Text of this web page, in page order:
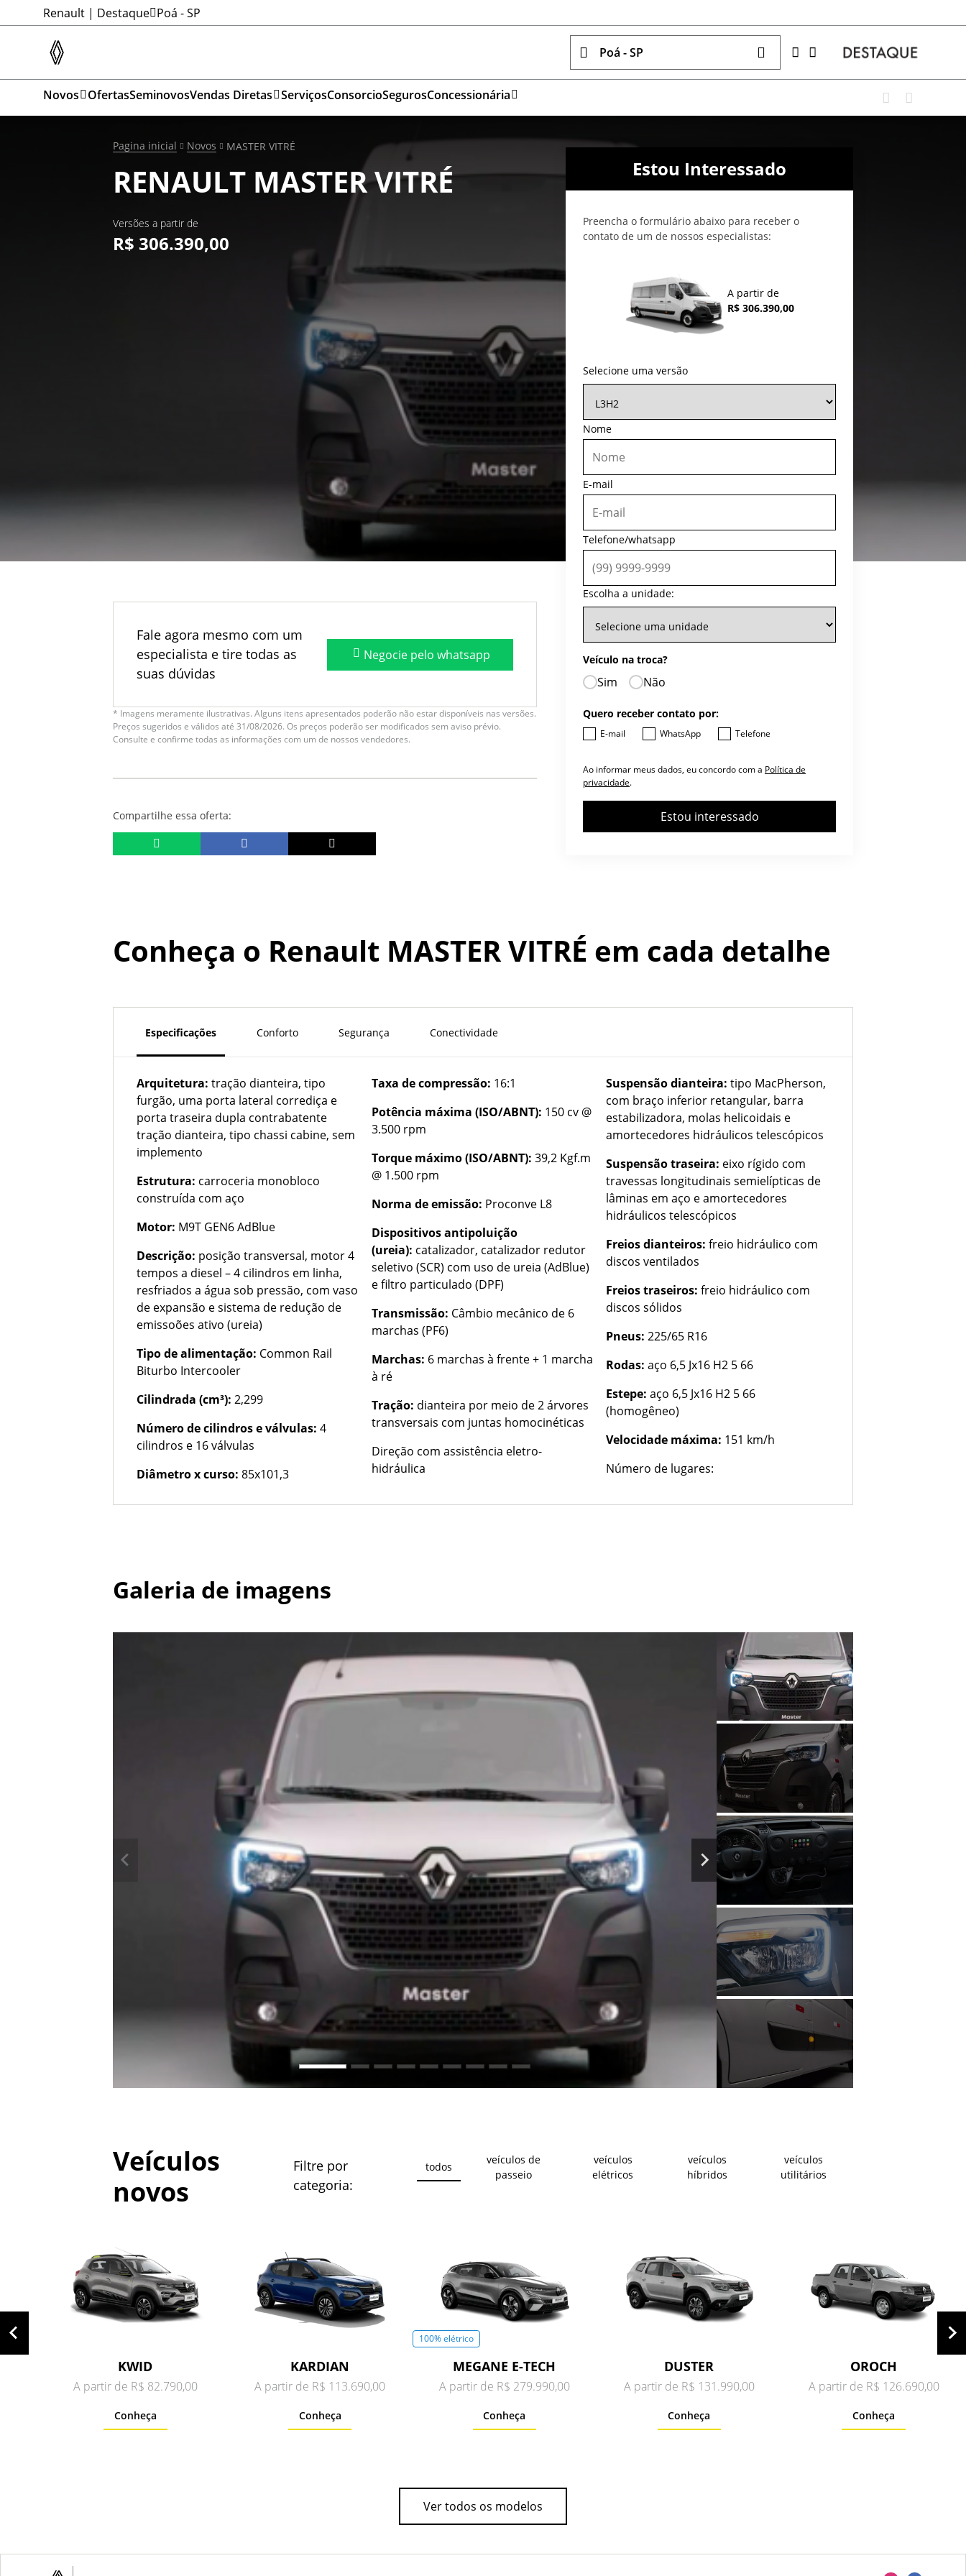
Renault | Destaque Poá - SP
Poá - SP
Novos OfertasSeminovosVendas Diretas ServiçosConsorcioSegurosConcessionária
Pagina inicial Novos MASTER VITRÉ
RENAULT MASTER VITRÉ
Versões a partir de
R$ 306.390,00
Fale agora mesmo com um
especialista e tire todas as
suas dúvidas
Negocie pelo whatsapp
* Imagens meramente ilustrativas. Alguns itens apresentados poderão não estar disponíveis nas versões.
Preços sugeridos e válidos até 31/08/2026. Os preços poderão ser modificados sem aviso prévio.
Consulte e confirme todas as informações com um de nossos vendedores.
Compartilhe essa oferta:
Estou Interessado
Preencha o formulário abaixo para receber o
contato de um de nossos especialistas:
A partir de
R$ 306.390,00
Selecione uma versão
Nome
E-mail
Telefone/whatsapp
Escolha a unidade:
Veículo na troca?
Sim Não
Quero receber contato por:
E-mail WhatsApp Telefone
Ao informar meus dados, eu concordo com a Política de
privacidade.
Estou interessado
Conheça o Renault MASTER VITRÉ em cada detalhe
Especificações Conforto Segurança Conectividade
Arquitetura: tração dianteira, tipo
furgão, uma porta lateral corrediça e
porta traseira dupla contrabatente
tração dianteira, tipo chassi cabine, sem
implemento
Estrutura: carroceria monobloco
construída com aço
Motor: M9T GEN6 AdBlue
Descrição: posição transversal, motor 4
tempos a diesel – 4 cilindros em linha,
resfriados a água sob pressão, com vaso
de expansão e sistema de redução de
emissoões ativo (ureia)
Tipo de alimentação: Common Rail
Biturbo Intercooler
Cilindrada (cm³): 2,299
Número de cilindros e válvulas: 4
cilindros e 16 válvulas
Diâmetro x curso: 85x101,3
Taxa de compressão: 16:1
Potência máxima (ISO/ABNT): 150 cv @
3.500 rpm
Torque máximo (ISO/ABNT): 39,2 Kgf.m
@ 1.500 rpm
Norma de emissão: Proconve L8
Dispositivos antipoluição
(ureia): catalizador, catalizador redutor
seletivo (SCR) com uso de ureia (AdBlue)
e filtro particulado (DPF)
Transmissão: Câmbio mecânico de 6
marchas (PF6)
Marchas: 6 marchas à frente + 1 marcha
à ré
Tração: dianteira por meio de 2 árvores
transversais com juntas homocinéticas
Direção com assistência eletro-
hidráulica
Suspensão dianteira: tipo MacPherson,
com braço inferior retangular, barra
estabilizadora, molas helicoidais e
amortecedores hidráulicos telescópicos
Suspensão traseira: eixo rígido com
travessas longitudinais semielípticas de
lâminas em aço e amortecedores
hidráulicos telescópicos
Freios dianteiros: freio hidráulico com
discos ventilados
Freios traseiros: freio hidráulico com
discos sólidos
Pneus: 225/65 R16
Rodas: aço 6,5 Jx16 H2 5 66
Estepe: aço 6,5 Jx16 H2 5 66
(homogêneo)
Velocidade máxima: 151 km/h
Número de lugares:
Galeria de imagens
Veículos
novos
Filtre por
categoria:
todos
veículos de
passeio
veículos
elétricos
veículos
híbridos
veículos
utilitários
KWID
A partir de R$ 82.790,00
Conheça
KARDIAN
A partir de R$ 113.690,00
Conheça
100% elétrico
MEGANE E-TECH
A partir de R$ 279.990,00
Conheça
DUSTER
A partir de R$ 131.990,00
Conheça
OROCH
A partir de R$ 126.690,00
Conheça
Ver todos os modelos